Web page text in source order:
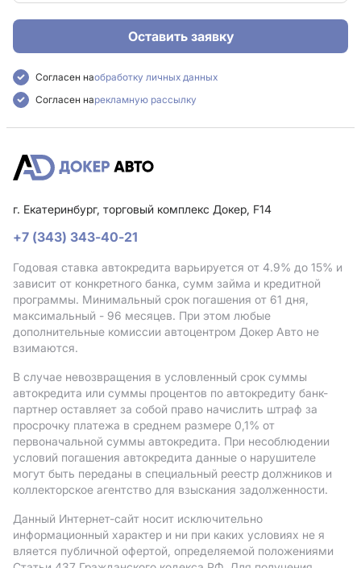
Оставить заявку
Согласен наобработку личных данных
Согласен нарекламную рассылку
г. Екатеринбург, торговый комплекс Докер, F14
+7 (343) 343-40-21
Годовая ставка автокредита варьируется от 4.9% до 15% и
зависит от конкретного банка, сумм займа и кредитной
программы. Минимальный срок погашения от 61 дня,
максимальный - 96 месяцев. При этом любые
дополнительные комиссии автоцентром Докер Авто не
взимаются.
В случае невозвращения в условленный срок суммы
автокредита или суммы процентов по автокредиту банк-
партнер оставляет за собой право начислить штраф за
просрочку платежа в среднем размере 0,1% от
первоначальной суммы автокредита. При несоблюдении
условий погашения автокредита данные о нарушителе
могут быть переданы в специальный реестр должников и
коллекторское агентство для взыскания задолженности.
Данный Интернет-сайт носит исключительно
информационный характер и ни при каких условиях не я
вляется публичной офертой, определяемой положениями